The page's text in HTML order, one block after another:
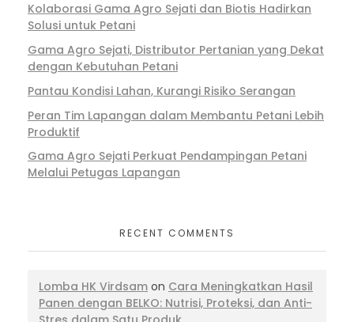
Kolaborasi Gama Agro Sejati dan Biotis Hadirkan
Solusi untuk Petani
Gama Agro Sejati, Distributor Pertanian yang Dekat
dengan Kebutuhan Petani
Pantau Kondisi Lahan, Kurangi Risiko Serangan
Peran Tim Lapangan dalam Membantu Petani Lebih
Produktif
Gama Agro Sejati Perkuat Pendampingan Petani
Melalui Petugas Lapangan
RECENT COMMENTS
Lomba HK Virdsam on Cara Meningkatkan Hasil
Panen dengan BELKO: Nutrisi, Proteksi, dan Anti-